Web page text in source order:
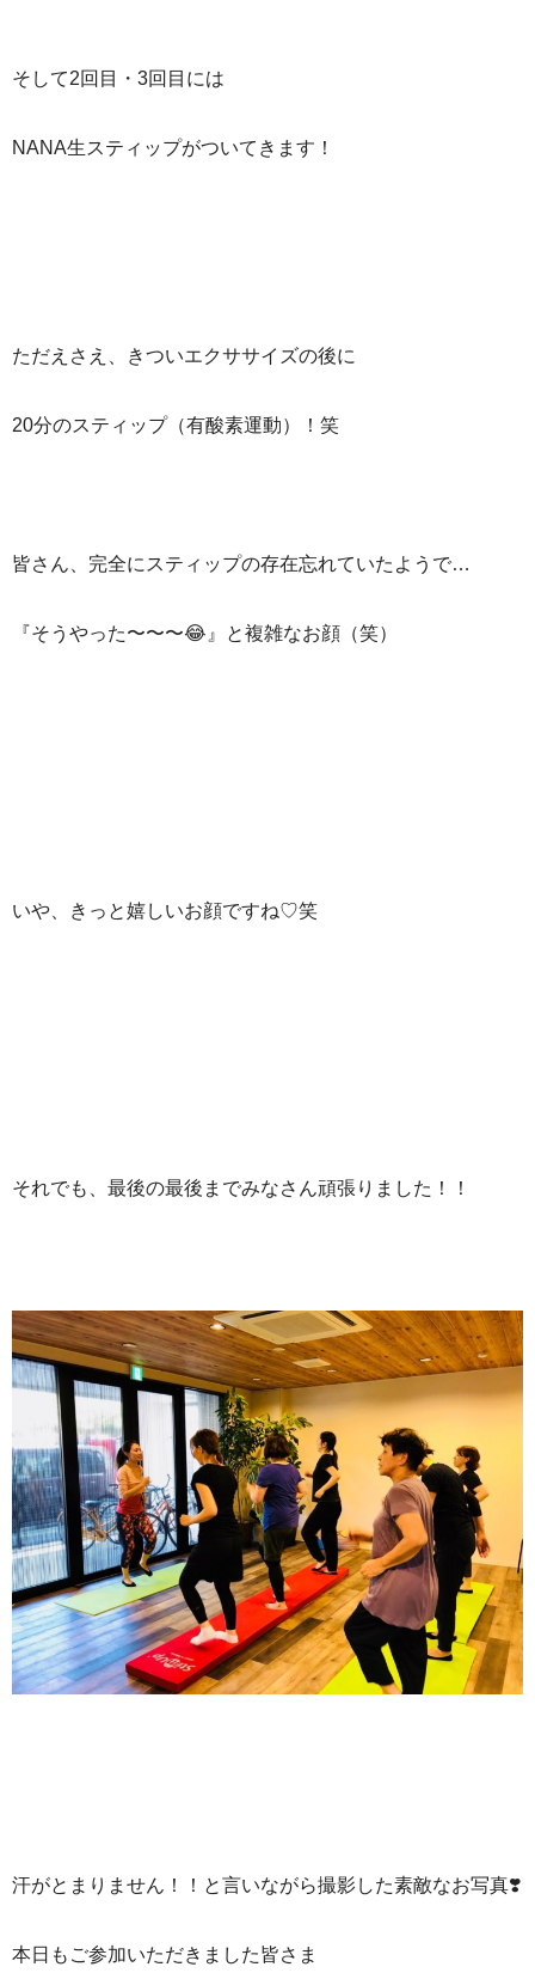
そして2回目・3回目には
NANA生スティップがついてきます！
ただえさえ、きついエクササイズの後に
20分のスティップ（有酸素運動）！笑
皆さん、完全にスティップの存在忘れていたようで…
『そうやった〜〜〜😂』と複雑なお顔（笑）
いや、きっと嬉しいお顔ですね♡笑
それでも、最後の最後までみなさん頑張りました！！
汗がとまりません！！と言いながら撮影した素敵なお写真❣️
本日もご参加いただきました皆さま